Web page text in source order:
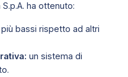
ha ottenuto:
bassi rispetto ad altri
un sistema di